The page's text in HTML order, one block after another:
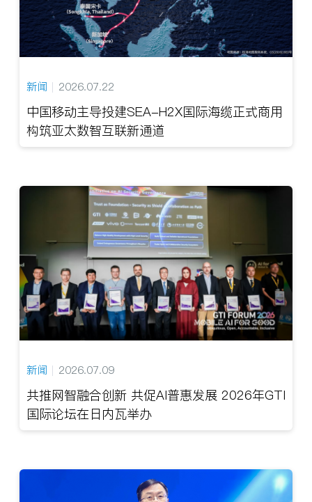
新闻 2026.07.22
中国移动主导投建SEA-H2X国际海缆正式商用
构筑亚太数智互联新通道
新闻 2026.07.09
共推网智融合创新 共促AI普惠发展 2026年GTI
国际论坛在日内瓦举办